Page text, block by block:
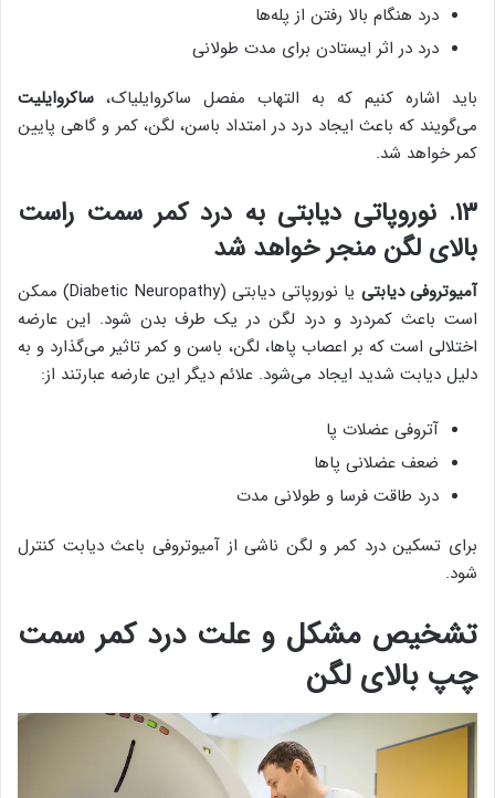
درد هنگام بالا رفتن از پله‌ها
درد در اثر ایستادن برای مدت طولانی
باید اشاره کنیم که به التهاب مفصل ساکروایلیاک، ساکروایلیت
می‌گویند که باعث ایجاد درد در امتداد باسن، لگن، کمر و گاهی پایین
کمر خواهد شد.
۱۳. نوروپاتی دیابتی به درد کمر سمت راست
بالای لگن منجر خواهد شد
آمیوتروفی دیابتی
یا نوروپاتی دیابتی (Diabetic Neuropathy) ممکن
است باعث کمردرد و درد لگن در یک طرف بدن شود. این عارضه
اختلالی است که بر اعصاب پاها، لگن، باسن و کمر تاثیر می‌گذارد و به
دلیل دیابت شدید ایجاد می‌شود. علائم دیگر این عارضه عبارتند از:
آتروفی عضلات پا
ضعف عضلانی پاها
درد طاقت فرسا و طولانی مدت
برای تسکین درد کمر و لگن ناشی از آمیوتروفی باعث دیابت کنترل
شود.
تشخیص مشکل و علت درد کمر سمت
چپ بالای لگن